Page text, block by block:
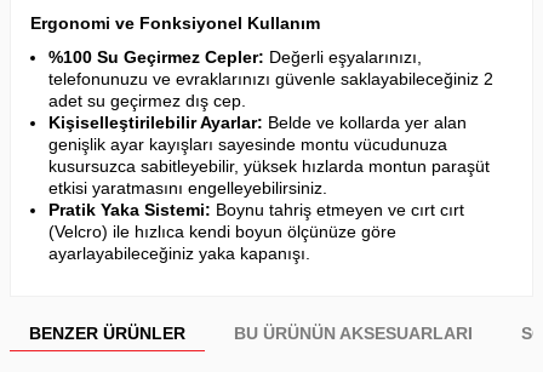
Ergonomi ve Fonksiyonel Kullanım
%100 Su Geçirmez Cepler: Değerli eşyalarınızı,
telefonunuzu ve evraklarınızı güvenle saklayabileceğiniz 2
adet su geçirmez dış cep.
Kişiselleştirilebilir Ayarlar: Belde ve kollarda yer alan
genişlik ayar kayışları sayesinde montu vücudunuza
kusursuzca sabitleyebilir, yüksek hızlarda montun paraşüt
etkisi yaratmasını engelleyebilirsiniz.
Pratik Yaka Sistemi: Boynu tahriş etmeyen ve cırt cırt
(Velcro) ile hızlıca kendi boyun ölçünüze göre
ayarlayabileceğiniz yaka kapanışı.
BENZER ÜRÜNLER BU ÜRÜNÜN AKSESUARLARI